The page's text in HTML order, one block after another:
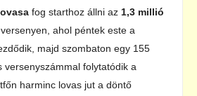
fog starthoz állni az 1,3 millió
ahol péntek este a
majd szombaton egy 155
versenyszámmal folytatódik a
harminc lovas jut a döntő